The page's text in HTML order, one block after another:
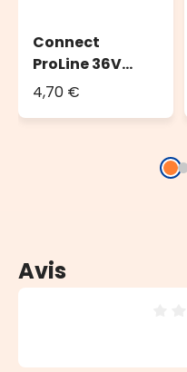
Connect
ProLine 36V
Polarity
4,70 €
Avis
Note moyenne de 0